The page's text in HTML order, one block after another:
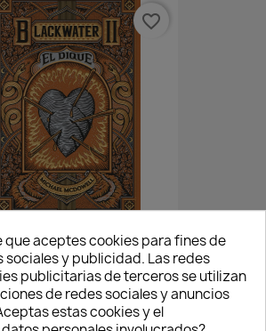
II - EL DIQUE
9,90 €
favorite_border
que aceptes cookies para fines de
sociales y publicidad. Las redes
publicitarias de terceros se utilizan
de redes sociales y anuncios
estas cookies y el